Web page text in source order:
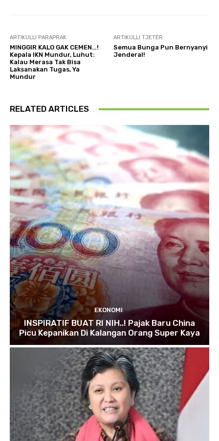
ARTIKULLI PARAPRAK
MINGGIR KALO GAK CEMEN…!
Kepala IKN Mundur, Luhut:
Kalau Merasa Tak Bisa
Laksanakan Tugas, Ya
Mundur
ARTIKULLI TJETËR
Semua Bunga Pun Bernyanyi
Jenderal!
RELATED ARTICLES
EKONOMI
INSPIRATIF BUAT RI NIH..! Pajak Baru China
Picu Kepanikan Di Kalangan Orang Super Kaya